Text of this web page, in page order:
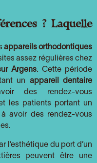
? Laquelle
appareils orthodontiques
assez régulières chez
Argens. Cette période
un appareil dentaire
des rendez-vous
les patients portant un
avoir des rendez-vous
l’esthétique du port d’un
peuvent être une